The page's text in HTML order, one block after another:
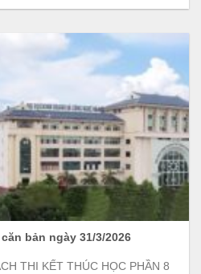
bản ngày 31/3/2026
THI KẾT THÚC HỌC PHẦN 8